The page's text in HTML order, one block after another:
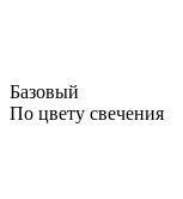
Базовый
По цвету свечения